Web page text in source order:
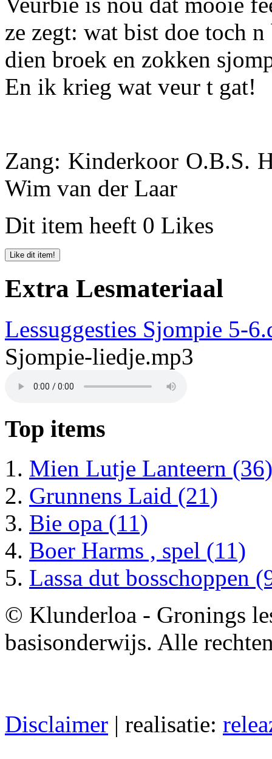
ze zegt: wat bist doe toch n
dien broek en zokken
En ik krieg wat veur t gat!
Zang: Kinderkoor O.B.S.
Wim van der Laar
Dit item heeft 0 Likes
Extra Lesmateriaal
Lessuggesties Sjompie 5-
Sjompie-liedje.mp3
Top items
Mien Lutje Lanteern (36)
Grunnens Laid (21)
Bie opa (11)
Boer Harms , spel (11)
Lassa dut bosschoppen
© Klunderloa - Gronings
basisonderwijs. Alle
Disclaimer | realisatie: